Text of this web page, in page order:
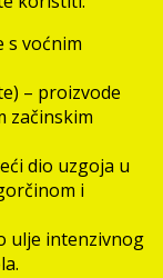
s voćnim
– proizvode
začinskim
dio uzgoja u
i
ulje intenzivnog